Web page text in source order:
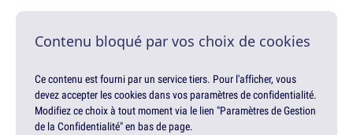
Contenu bloqué par vos choix de cookies
Ce contenu est fourni par un service tiers. Pour l'afficher, vous
devez accepter les cookies dans vos paramètres de confidentialité.
Modifiez ce choix à tout moment via le lien "Paramètres de Gestion
de la Confidentialité" en bas de page.